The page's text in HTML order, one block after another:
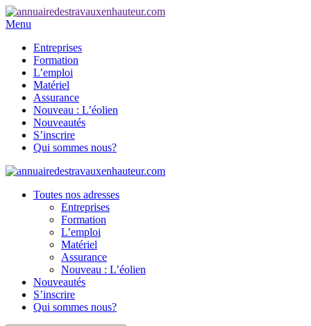
Menu
Entreprises
Formation
L’emploi
Matériel
Assurance
Nouveau : L’éolien
Nouveautés
S’inscrire
Qui sommes nous?
Toutes nos adresses
Entreprises
Formation
L’emploi
Matériel
Assurance
Nouveau : L’éolien
Nouveautés
S’inscrire
Qui sommes nous?